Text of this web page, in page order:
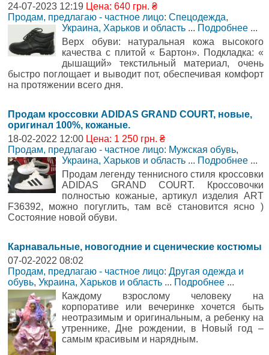
24-07-2023 12:19 Цена: 640 грн. ₴
Продам, предлагаю - частное лицо: Спецодежда,
Украина, Харьков и область ... Подробнее ...
Верх обуви: натуральная кожа высокого
качества с плитой « Бартон». Подкладка: «
дышащий» текстильный материал, очень
быстро поглощает и выводит пот, обеспечивая комфорт
на протяжении всего дня.
Продам кроссовки ADIDAS GRAND COURT, новые,
оригинал 100%, кожаные.
18-02-2022 12:00 Цена: 1 250 грн. ₴
Продам, предлагаю - частное лицо: Мужская обувь,
Украина, Харьков и область ... Подробнее ...
Продам легенду теннисного стиля кроссовки
ADIDAS GRAND COURT. Кроссовочки
полностью кожаные, артикул изделия ART
F36392, можно погуглить, там всё становится ясно )
Состояние новой обуви.
Карнавальные, новогодние и сценические костюмы
07-02-2022 08:02
Продам, предлагаю - частное лицо: Другая одежда и
обувь, Украина, Харьков и область ... Подробнее ...
Каждому взрослому человеку на
корпоративе или вечеринке хочется быть
неотразимым и оригинальным, а ребенку на
утреннике, Дне рождении, в Новый год –
самым красивым и нарядным.